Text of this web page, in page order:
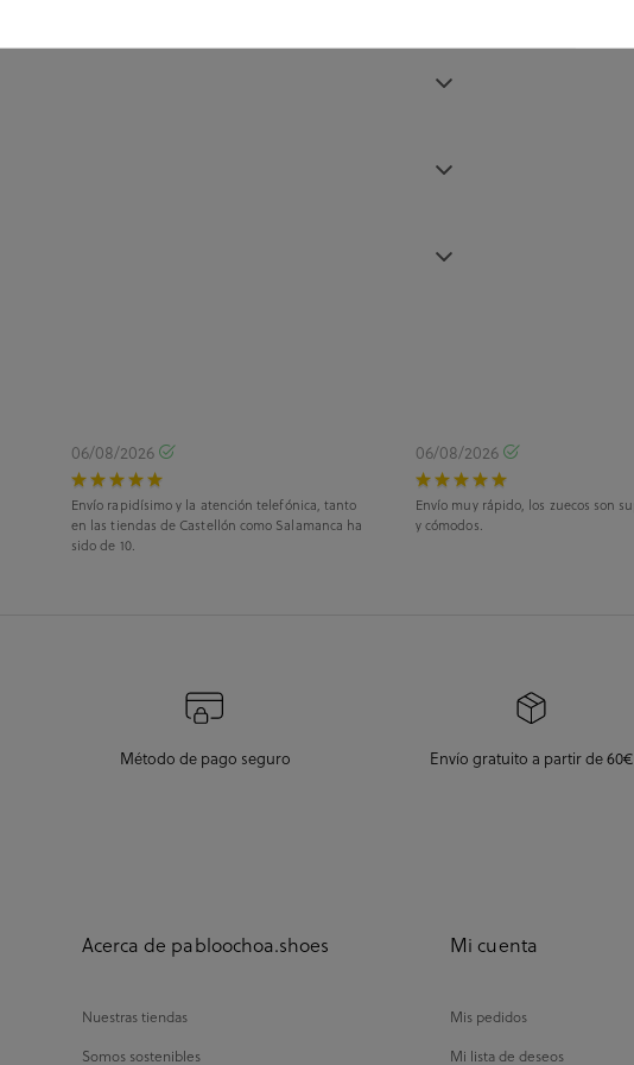
06/08/2026
Envío rapidísimo y la atención telefónica, tanto
en las tiendas de Castellón como Salamanca ha
sido de 10.
06/08/2026
Envío muy rápido, los zuecos son
y cómodos.
Método de pago seguro Envío gratuito a partir de 60€
Acerca de pabloochoa.shoes
Nuestras tiendas
Somos sostenibles
Mi cuenta
Mis pedidos
Mi lista de deseos